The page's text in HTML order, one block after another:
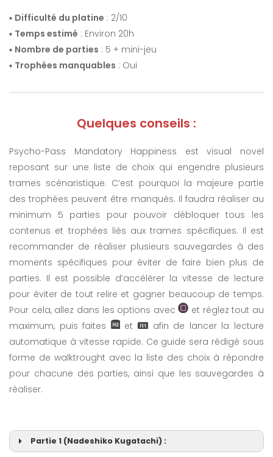
▪️ Difficulté du platine : 2/10
▪️ Temps estimé : Environ 20h
▪️ Nombre de parties : 5 + mini-jeu
▪️ Trophées manquables : Oui
Quelques conseils :
Psycho-Pass Mandatory Happiness est visual novel
reposant sur une liste de choix qui engendre plusieurs
trames scénaristique. C’est pourquoi la majeure partie
des trophées peuvent être manqués. Il faudra réaliser au
minimum 5 parties pour pouvoir débloquer tous les
contenus et trophées liés aux trames spécifiques. Il est
recommander de réaliser plusieurs sauvegardes à des
moments spécifiques pour éviter de faire bien plus de
parties. Il est possible d’accélérer la vitesse de lecture
pour éviter de tout relire et gagner beaucoup de temps.
Pour cela, allez dans les options avec
et réglez tout au
maximum, puis faites
et
afin de lancer la lecture
automatique à vitesse rapide. Ce guide sera rédigé sous
forme de walktrought avec la liste des choix à répondre
pour chacune des parties, ainsi que les sauvegardes à
réaliser.
Partie 1 (Nadeshiko Kugatachi) :